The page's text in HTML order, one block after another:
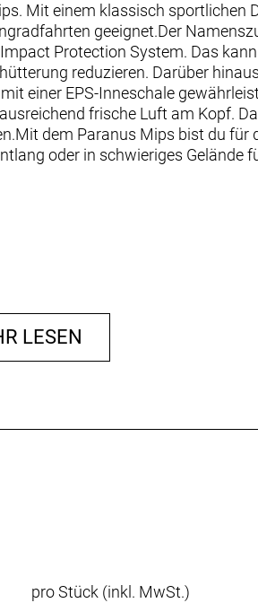
Mit einem klassisch sportlichen
geeignet.Der
Protection System. Das
reduzieren. Darüber
einer EPS-Inneschale
frische Luft am Kopf.
dem Paranus Mips bist du für
oder in schwieriges Gelände
LESEN
pro Stück (inkl. MwSt.)